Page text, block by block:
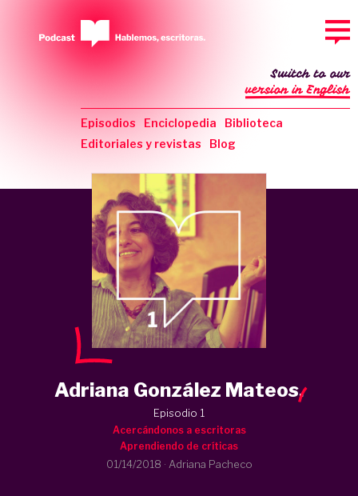
Episodios Enciclopedia
Biblioteca
Editoriales y revistas
Blog
Switch to our
version in English
Adriana González Mateos.
Episodio 1
Acercándonos a escritoras
Aprendiendo de críticas
01/14/2018 · Adriana Pacheco